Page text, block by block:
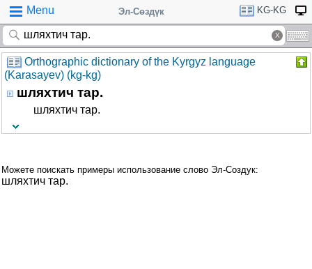
Menu Эл-Сөздүк KG-KG
Orthographic dictionary of the Kyrgyz language
(Karasayev) (kg-kg)
шляхтич тар.
шляхтич тар.
Можете поискать примеры использование слово Эл-Создук:
шляхтич тар.